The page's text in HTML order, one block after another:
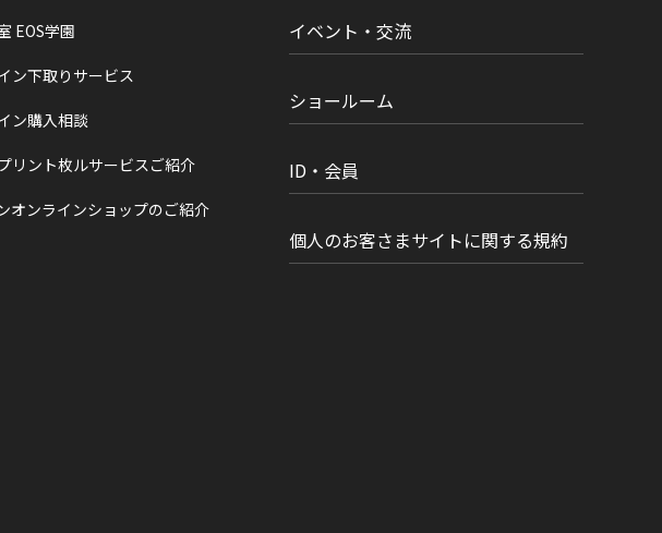
EOS学園
ン下取りサービス
ン購入相談
リント枚ルサービスご紹介
オンラインショップのご紹介
イベント・交流
ショールーム
ID・会員
個人のお客さまサイトに関する規約